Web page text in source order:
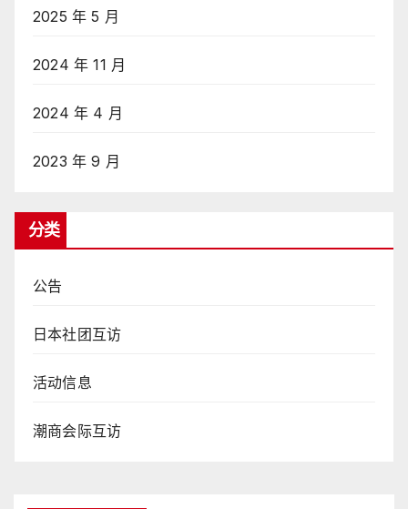
2025 年 5 月
2024 年 11 月
2024 年 4 月
2023 年 9 月
分类
公告
日本社团互访
活动信息
潮商会际互访